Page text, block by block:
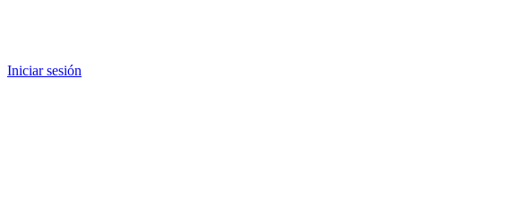
Iniciar sesión